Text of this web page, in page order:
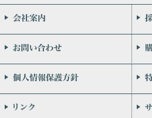
会社案
お問
個人
リンク